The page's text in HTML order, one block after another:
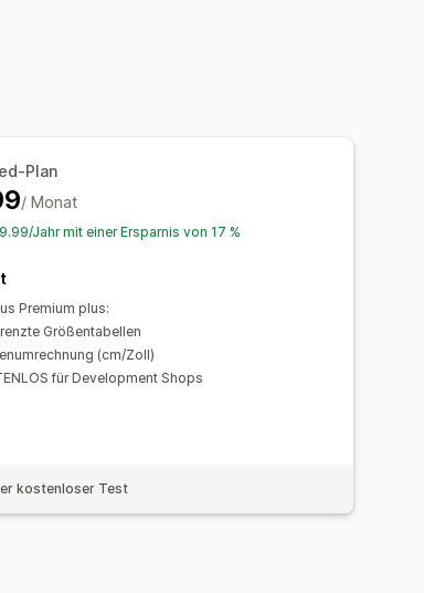
Plan
/ Monat
Jahr mit einer Ersparnis von 17 %
Premium plus:
Größentabellen
(cm/Zoll)
für Development Shops
kostenloser Test